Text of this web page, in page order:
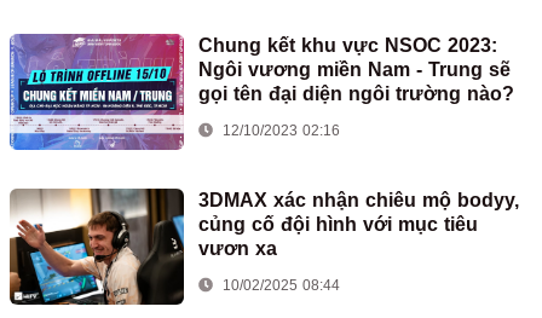
Chung kết khu vực NSOC 2023:
Ngôi vương miền Nam - Trung sẽ
gọi tên đại diện ngôi trường nào?
12/10/2023 02:16
3DMAX xác nhận chiêu mộ bodyy,
củng cố đội hình với mục tiêu
vươn xa
10/02/2025 08:44